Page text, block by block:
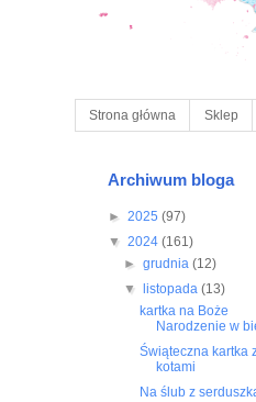
Strona główna Sklep
Archiwum bloga
► 2025 (97)
▼ 2024 (161)
► grudnia (12)
▼
listopada (13)
kartka na Boże
Narodzenie w
Świąteczna kartka
kotami
Na ślub z